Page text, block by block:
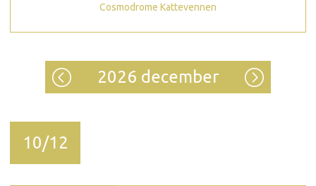
Cosmodrome Kattevennen
2026 december
10/12